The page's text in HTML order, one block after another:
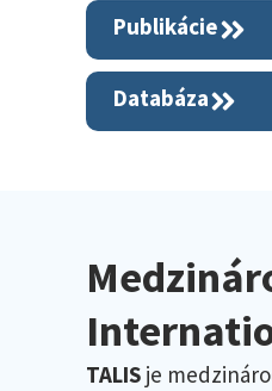
Publikácie
Databáza
TALIS je